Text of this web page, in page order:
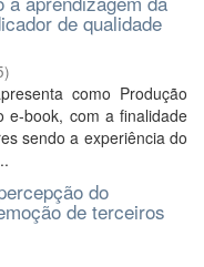
de qualidade
)
como Produção
e-book, com a finalidade
sendo a experiência do
do
de terceiros